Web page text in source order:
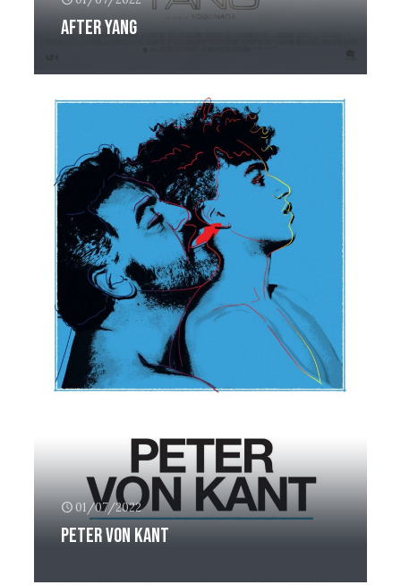
After Yang
01/07/2022
Peter Von Kant